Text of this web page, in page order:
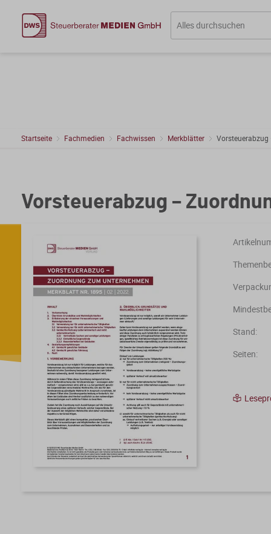
Startseite Fachmedien Fachwissen Merkblätter
Vorsteuerabzug –
Stand:
Seiten: